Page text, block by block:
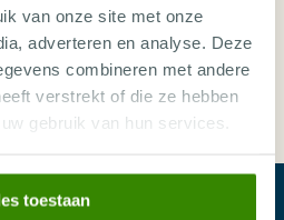
van onze site met onze
adverteren en analyse. Deze
combineren met andere
verstrekt of die ze hebben
gebruik van hun services.
toestaan
kun je ontspannen in
genieten van lokale
voor nog meer
je koffer en laat je dromen